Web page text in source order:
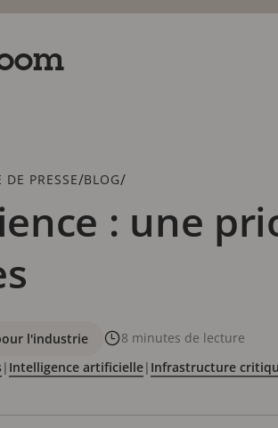
PRESSE/BLOG/
: une
l'industrie
8 minutes de lecture
| Intelligence artificielle| Infrastructure